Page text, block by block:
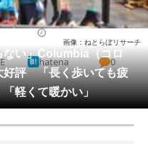
ーチ
ない」Columbia（コロ
好評 「長く歩いても疲
軽くて暖かい」
画像：ねとらぼリサーチ
hatena 0